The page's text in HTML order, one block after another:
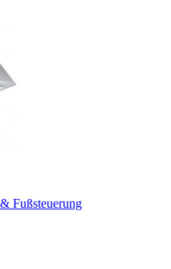
Fußsteuerung